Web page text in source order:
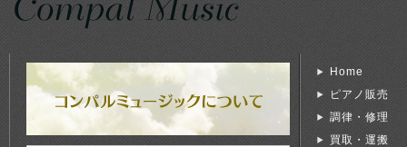
Home
ピアノ販売
調律・修理
買取・運搬